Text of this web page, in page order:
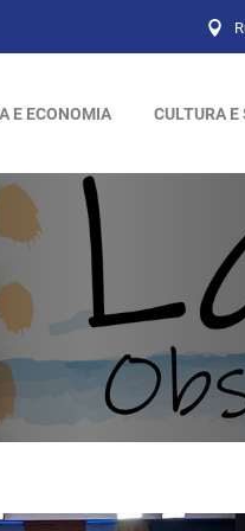
E ECONOMIA CULTURA E